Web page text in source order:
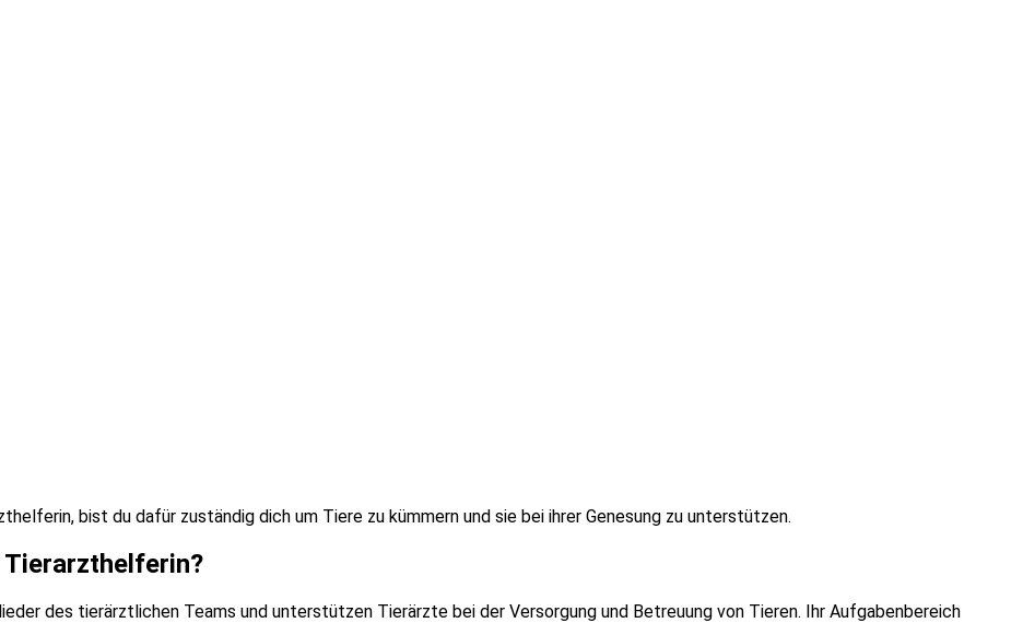
bist du dafür zuständig dich um Tiere zu kümmern und sie bei ihrer Genesung zu unterstützen.
des tierärztlichen Teams und unterstützen Tierärzte bei der Versorgung und Betreuung von Tieren. Ihr Aufgabenbereich